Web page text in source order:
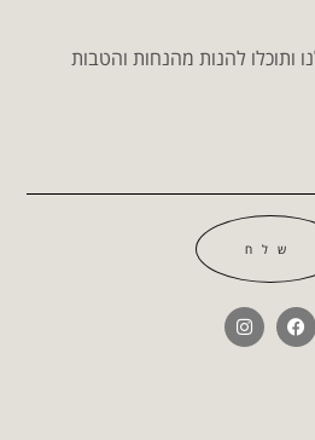
ותוכלו להנות מהנחות והטבות
שלח